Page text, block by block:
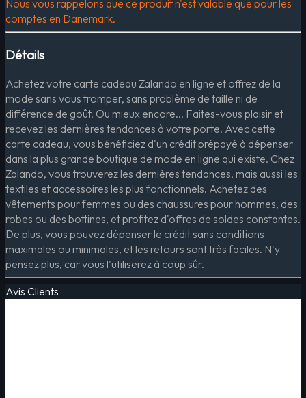
Nous vous rappelons que ce produit n'est valable que pour les
comptes en Danemark.
Détails
Achetez votre carte cadeau Zalando en ligne et offrez de la
mode sans vous tromper, sans problème de taille ni de
différence de goût. Ou mieux encore... Faites-vous plaisir et
recevez les dernières tendances à votre porte. Avec cette
carte cadeau, vous bénéficiez d'un crédit prépayé à dépenser
dans la plus grande boutique de mode en ligne qui existe. Chez
Zalando, vous trouverez les dernières tendances, mais aussi les
textiles et accessoires les plus fonctionnels. Achetez des
vêtements pour femmes ou des chaussures pour hommes, des
robes ou des bottines, et profitez d'offres de soldes constantes.
De plus, vous pouvez dépenser le crédit sans conditions
maximales ou minimales, et les retours sont très faciles. N'y
pensez plus, car vous l'utiliserez à coup sûr.
Avis Clients